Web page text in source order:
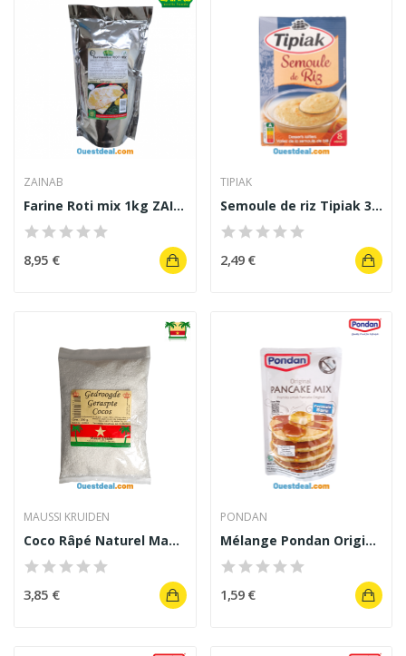
ZAINAB
Farine Roti mix 1kg ZAINAB
8,95 €
TIPIAK
Semoule de riz Tipiak 300 g
2,49 €
MAUSSI KRUIDEN
Coco Râpé Naturel Maussi kruiden 200g
3,85 €
PONDAN
Mélange Pondan Original Pancake Mix 125 g
1,59 €